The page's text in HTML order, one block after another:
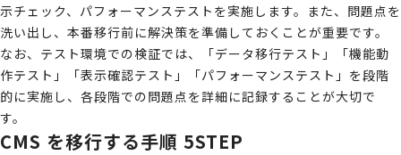
示チェック、パフォーマンステストを実施します。また、問題点を
洗い出し、本番移行前に解決策を準備しておくことが重要です。
なお、テスト環境での検証では、「データ移行テスト」「機能動
作テスト」「表示確認テスト」「パフォーマンステスト」を段階
的に実施し、各段階での問題点を詳細に記録することが大切で
す。
CMS を移行する手順 5STEP